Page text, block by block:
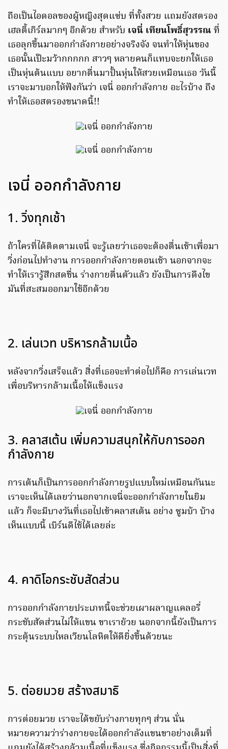
ถือเป็นไอดอลของผู้หญิงสุดแซ่บ ที่ทั้งสวย แถมยังสตรอง
เฮลตี้เกิร์ลมากๆ อีกด้วย สำหรับ เจนี่ เทียนโพธิ์สุวรรณที่
เธอลุกขึ้นมาออกกำลังกายอย่างจริงจัง จนทำให้หุ่นของ
เธอนั้นเป๊ะมว้ากกกกก สาวๆ หลายคนก็แทบจะยกให้เธอ
เป็นหุ่นต้นแบบ อยากตื่นมาปั้นหุ่นให้สวยเหมือนเธอ วันนี้
เราจะมาบอกให้ฟังกันว่า เจนี่ ออกกำลังกาย อะไรบ้าง ถึง
ทำให้เธอสตรองขนาดนี้!!
เจนี่ ออกกำลังกาย
1. วิ่งทุกเช้า
ถ้าใครที่ได้ติดตามเจนี่ จะรู้เลยว่าเธอจะต้องตื่นเช้าเพื่อมา
วิ่งก่อนไปทำงาน การออกกำลังกายตอนเช้า นอกจากจะ
ทำให้เรารู้สึกสดชื่น ร่างกายตื่นตัวแล้ว ยังเป็นการดึงไข
มันที่สะสมออกมาใช้อีกด้วย
2. เล่นเวท บริหารกล้ามเนื้อ
หลังจากวิ่งเสร็จแล้ว สิ่งที่เธอจะทำต่อไปก็คือ การเล่นเวท
เพื่อบริหารกล้ามเนื้อให้แข็งแรง
3. คลาสเต้น เพิ่มความสนุกให้กับการออก
กำลังกาย
การเต้นก็เป็นการออกกำลังกายรูปแบบใหม่เหมือนกันนะ
เราจะเห็นได้เลยว่านอกจากเจนี่จะออกกำลังกายในยิม
แล้ว ก็จะมีบางวันที่เธอไปเข้าคลาสเต้น อย่าง ซูมบ้า บ้าง
เห็นแบบนี้ เบิร์นดีไช้ได้เลยล่ะ
4. คาดิโอกระชับสัดส่วน
การออกกำลังกายประเภทนี้จะช่วยเผาผลาญแคลอรี่
กระชับสัดส่วนไม่ให้แขน ขาเราย้วย นอกจากนี้ยังเป็นการ
กระตุ้นระบบไหลเวียนโลหิตให้ดียิ่งขึ้นด้วยนะ
5. ต่อยมวย สร้างสมาธิ
การต่อยมวย เราจะได้ขยับร่างกายทุกๆ ส่วน นั่น
หมายความว่าร่างกายจะได้ออกกำลังแขนขาอย่างเต็มที่